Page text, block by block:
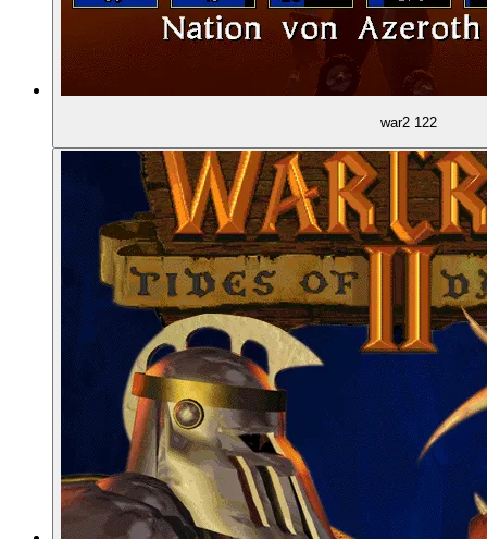
01:57:18 Video-Zwischensequenzen
Erzählt Command & Conquer besser?
02:00:35 Starcraft: Zwischensequenzen mit Wow-Effekt
Der "Blizzard-Touch"
02:01:52 Warcraft 1 ist noch kontrastarm ...
... Warcraft 2 dann farbenfroh und detailliert
02:02:35 Zugängliche Steuerung
02:05:01 Die Einheiten sprechen!
02:08:46 Explodierende Schafe
war2 122